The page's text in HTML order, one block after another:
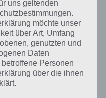
Raum wieder dunkel.
100 Zombies muss man
und rechts (hinten, vorne)
zur Lösung kräftig
muss man dann die
die Holzbretter aufnehmen.
ihr in 100 Zombies Level
den Vorhang vor die das
uns geltenden
möchte unser
über Art, Umfang
genutzten und
Daten
Personen
über die ihnen